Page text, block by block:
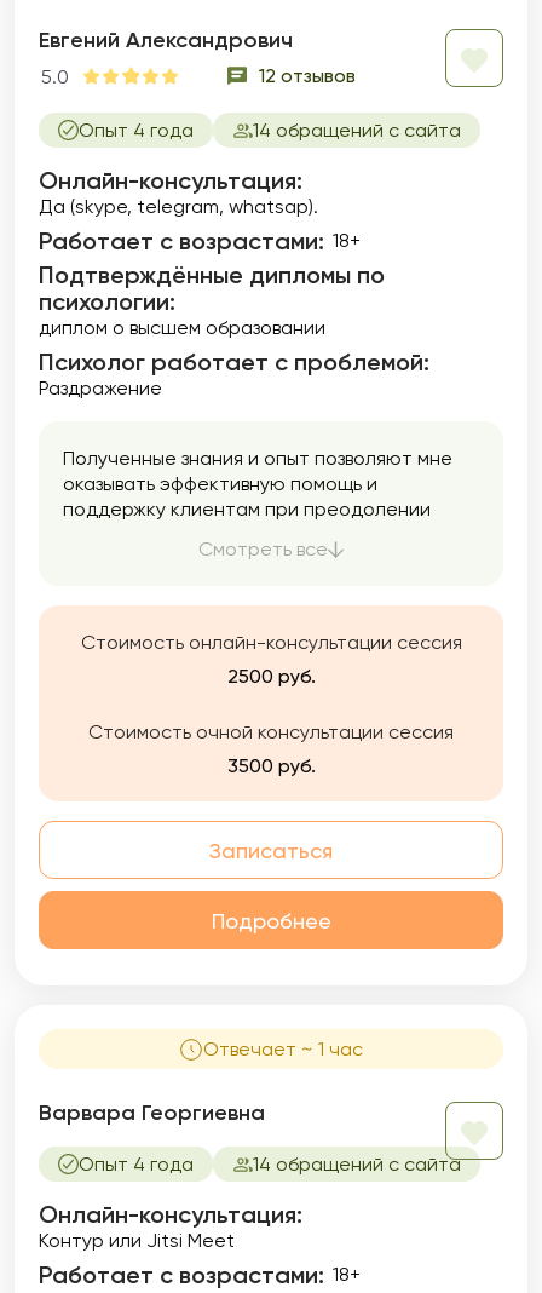
Евгений Александрович
5.0 12 отзывов
Опыт 4 года 14 обращений с сайта
Онлайн-консультация:
Да (skype, telegram, whatsap).
Работает с возрастами: 18+
Подтверждённые дипломы по
психологии:
диплом о высшем образовании
Психолог работает с проблемой:
Раздражение
Полученные знания и опыт позволяют мне
оказывать эффективную помощь и
поддержку клиентам при преодолении
формировании их индивидуального пути
выстраивании гармоничных
взаимоотношений с родными и близкими, и
Смотреть все
Стоимость онлайн-консультации сессия
2500 руб.
Стоимость очной консультации сессия
3500 руб.
Записаться
Подробнее
Отвечает ~ 1 час
Варвара Георгиевна
Опыт 4 года 14 обращений с сайта
Онлайн-консультация:
Контур или Jitsi Meet
Работает с возрастами: 18+